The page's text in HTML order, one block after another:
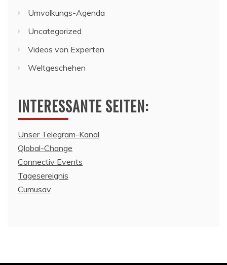
Umvolkungs-Agenda
Uncategorized
Videos von Experten
Weltgeschehen
INTERESSANTE SEITEN:
Unser Telegram-Kanal
Qlobal-Change
Connectiv Events
Tagesereignis
Cumusav